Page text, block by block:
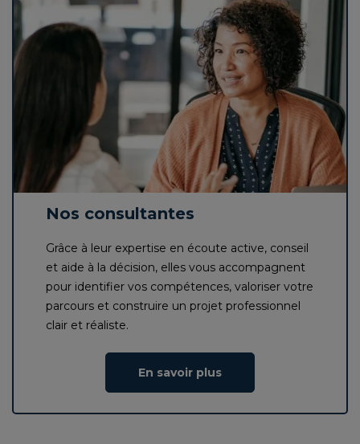
Nos consultantes
Grâce à leur expertise en écoute active, conseil
et aide à la décision, elles vous accompagnent
pour identifier vos compétences, valoriser votre
parcours et construire un projet professionnel
clair et réaliste.
En savoir plus